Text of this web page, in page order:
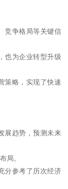
竞争格局等关键信
也为企业转型升级
策略，实现了快速
展趋势，预测未来
局。
分参考了历次经济